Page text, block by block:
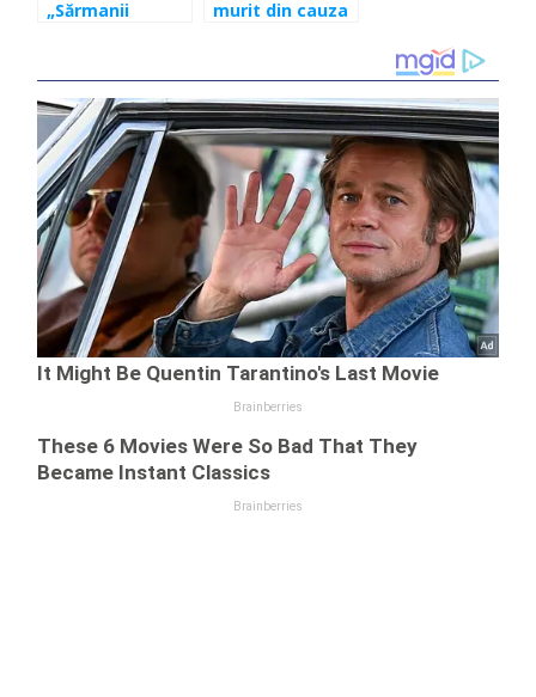
„Sărmanii
recunoștință
pentru medicii
români
murit din cauza
confirmate în
România